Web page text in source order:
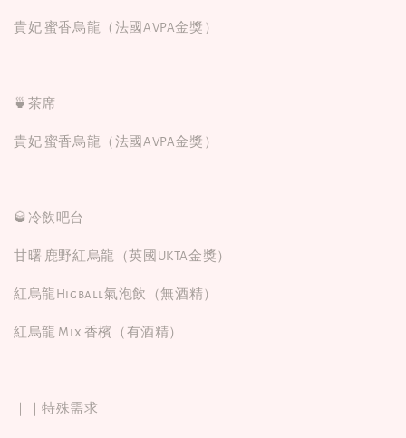
貴妃 蜜香烏龍（法國AVPA金獎）
🍵茶席
貴妃 蜜香烏龍（法國AVPA金獎）
🥃冷飲吧台
甘曙 鹿野紅烏龍（英國UKTA金獎）
紅烏龍Higball氣泡飲（無酒精）
紅烏龍 Mix 香檳（有酒精）
｜｜特殊需求